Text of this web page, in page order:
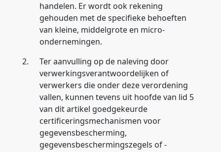
handelen. Er wordt ook rekening
gehouden met de specifieke behoeften
van kleine, middelgrote en micro-
ondernemingen.
2.
Ter aanvulling op de naleving door
verwerkingsverantwoordelijken of
verwerkers die onder deze verordening
vallen, kunnen tevens uit hoofde van lid 5
van dit artikel goedgekeurde
certificeringsmechanismen voor
gegevensbescherming,
gegevensbeschermingszegels of -